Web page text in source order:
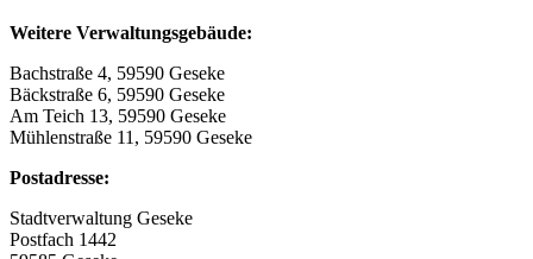
Weitere Verwaltungsgebäude:
Bachstraße 4, 59590 Geseke
Bäckstraße 6, 59590 Geseke
Am Teich 13, 59590 Geseke
Mühlenstraße 11, 59590 Geseke
Postadresse:
Stadtverwaltung Geseke
Postfach 1442